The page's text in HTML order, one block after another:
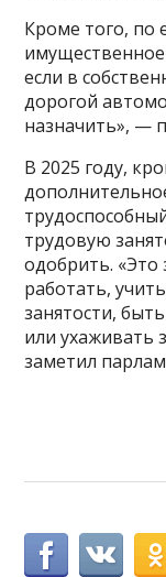
Кроме того, по
если в
дорогой
назначить», —
В 2025 году,
трудовую
одобрить. «Это
работать,
занятости,
или ухаживать
заметил